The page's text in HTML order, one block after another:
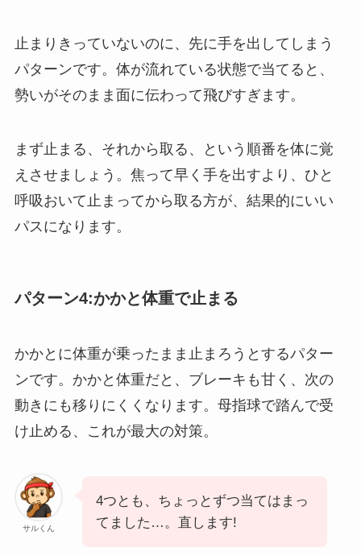
止まりきっていないのに、先に手を出してしまう
パターンです。体が流れている状態で当てると、
勢いがそのまま面に伝わって飛びすぎます。
まず止まる、それから取る、という順番を体に覚
えさせましょう。焦って早く手を出すより、ひと
呼吸おいて止まってから取る方が、結果的にいい
パスになります。
パターン4:かかと体重で止まる
かかとに体重が乗ったまま止まろうとするパター
ンです。かかと体重だと、ブレーキも甘く、次の
動きにも移りにくくなります。母指球で踏んで受
け止める、これが最大の対策。
サルくん
4つとも、ちょっとずつ当てはまっ
てました…。直します!